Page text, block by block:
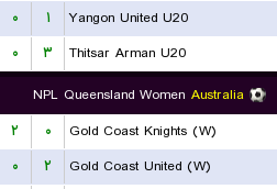
Yangon United U20
۱ ۰
Thitsar Arman U20
۳ ۰
Australia
NPL Queensland Women
Gold Coast Knights (W)
۰ ۲
Gold Coast United (W)
۲ ۰